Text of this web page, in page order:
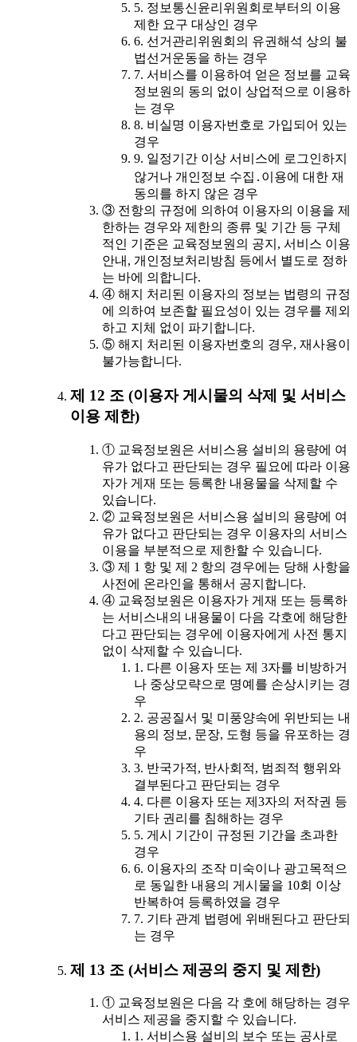
5. 정보통신윤리위원회로부터의 이용
제한 요구 대상인 경우
6. 선거관리위원회의 유권해석 상의 불
법선거운동을 하는 경우
7. 서비스를 이용하여 얻은 정보를 교육
정보원의 동의 없이 상업적으로 이용하
는 경우
8. 비실명 이용자번호로 가입되어 있는
경우
9. 일정기간 이상 서비스에 로그인하지
않거나 개인정보 수집․이용에 대한 재
동의를 하지 않은 경우
③ 전항의 규정에 의하여 이용자의 이용을 제
한하는 경우와 제한의 종류 및 기간 등 구체
적인 기준은 교육정보원의 공지, 서비스 이용
안내, 개인정보처리방침 등에서 별도로 정하
는 바에 의합니다.
④ 해지 처리된 이용자의 정보는 법령의 규정
에 의하여 보존할 필요성이 있는 경우를 제외
하고 지체 없이 파기합니다.
⑤ 해지 처리된 이용자번호의 경우, 재사용이
불가능합니다.
제 12 조 (이용자 게시물의 삭제 및 서비스
이용 제한)
① 교육정보원은 서비스용 설비의 용량에 여
유가 없다고 판단되는 경우 필요에 따라 이용
자가 게재 또는 등록한 내용물을 삭제할 수
있습니다.
② 교육정보원은 서비스용 설비의 용량에 여
유가 없다고 판단되는 경우 이용자의 서비스
이용을 부분적으로 제한할 수 있습니다.
③ 제 1 항 및 제 2 항의 경우에는 당해 사항을
사전에 온라인을 통해서 공지합니다.
④ 교육정보원은 이용자가 게재 또는 등록하
는 서비스내의 내용물이 다음 각호에 해당한
다고 판단되는 경우에 이용자에게 사전 통지
없이 삭제할 수 있습니다.
1. 다른 이용자 또는 제 3자를 비방하거
나 중상모략으로 명예를 손상시키는 경
우
2. 공공질서 및 미풍양속에 위반되는 내
용의 정보, 문장, 도형 등을 유포하는 경
우
3. 반국가적, 반사회적, 범죄적 행위와
결부된다고 판단되는 경우
4. 다른 이용자 또는 제3자의 저작권 등
기타 권리를 침해하는 경우
5. 게시 기간이 규정된 기간을 초과한
경우
6. 이용자의 조작 미숙이나 광고목적으
로 동일한 내용의 게시물을 10회 이상
반복하여 등록하였을 경우
7. 기타 관계 법령에 위배된다고 판단되
는 경우
제 13 조 (서비스 제공의 중지 및 제한)
① 교육정보원은 다음 각 호에 해당하는 경우
서비스 제공을 중지할 수 있습니다.
1. 서비스용 설비의 보수 또는 공사로